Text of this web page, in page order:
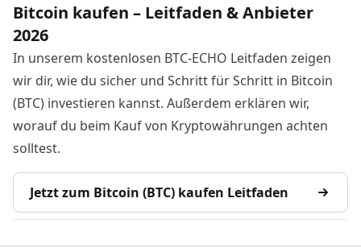
Bitcoin kaufen – Leitfaden & Anbieter
2026
In unserem kostenlosen BTC-ECHO Leitfaden zeigen
wir dir, wie du sicher und Schritt für Schritt in Bitcoin
(BTC) investieren kannst. Außerdem erklären wir,
worauf du beim Kauf von Kryptowährungen achten
solltest.
Jetzt zum Bitcoin (BTC) kaufen Leitfaden